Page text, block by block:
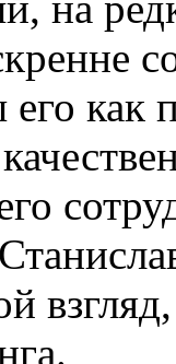
как